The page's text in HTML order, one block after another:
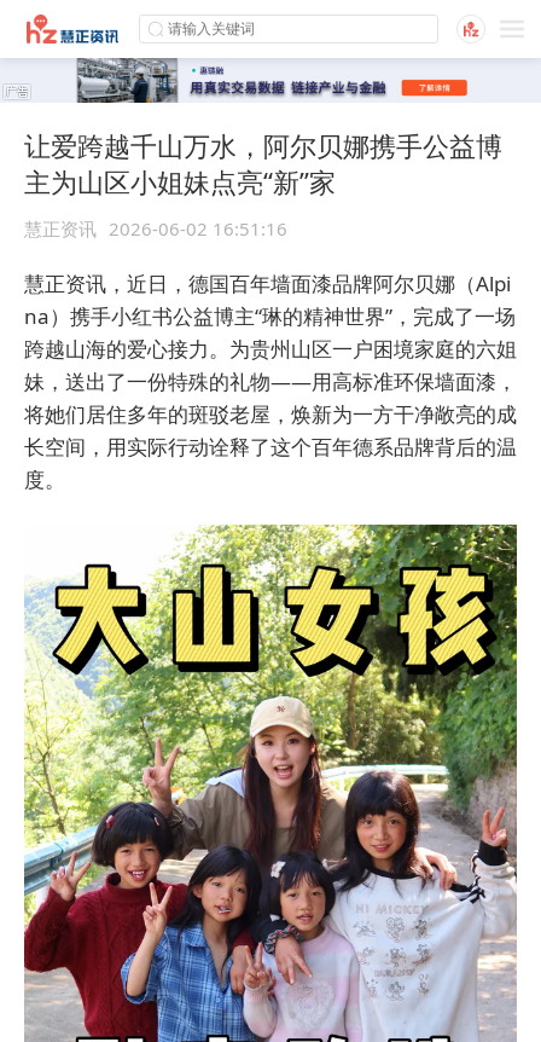
让爱跨越千山万水，阿尔贝娜携手公益博
主为山区小姐妹点亮“新”家
慧正资讯 2026-06-02 16:51:16
慧正资讯，近日，德国百年墙面漆品牌阿尔贝娜（Alpi
na）携手小红书公益博主“琳的精神世界”，完成了一场
跨越山海的爱心接力。为贵州山区一户困境家庭的六姐
妹，送出了一份特殊的礼物——用高标准环保墙面漆，
将她们居住多年的斑驳老屋，焕新为一方干净敞亮的成
长空间，用实际行动诠释了这个百年德系品牌背后的温
度。